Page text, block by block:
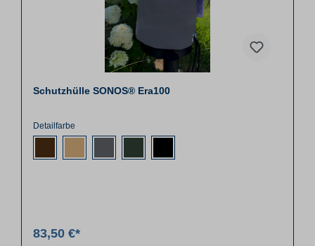
Schutzhülle SONOS® Era100
Detailfarbe
83,50 €*